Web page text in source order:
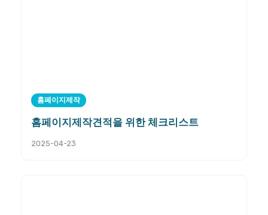
홈페이지제작
홈페이지제작견적을 위한 체크리스트
2025-04-23